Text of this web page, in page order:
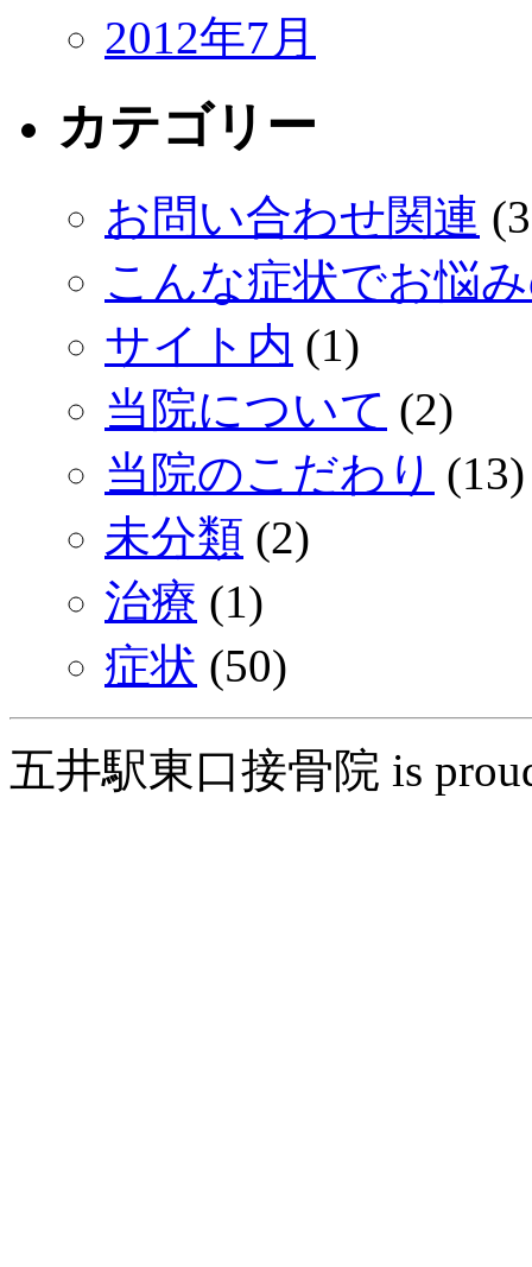
2012年7月
カテゴリー
お問い合わせ関連
こんな症状でお悩
サイト内 (1)
当院について (2)
当院のこだわり (13)
未分類 (2)
治療 (1)
症状 (50)
五井駅東口接骨院 is